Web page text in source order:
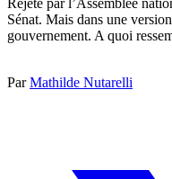
Sénat. Mais dans une
gouvernement. A quoi
ParMathilde Nutarelli